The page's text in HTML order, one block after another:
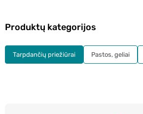
Produktų kategorijos
Tarpdančių priežiūrai Pastos, geliai